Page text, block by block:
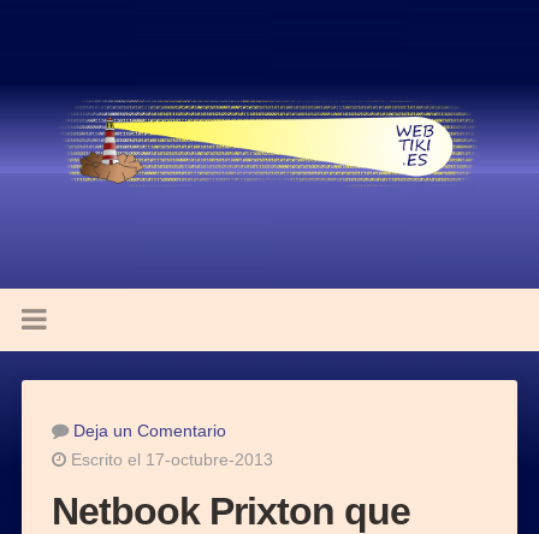
Deja un Comentario
Escrito el 17-octubre-2013
Netbook Prixton que